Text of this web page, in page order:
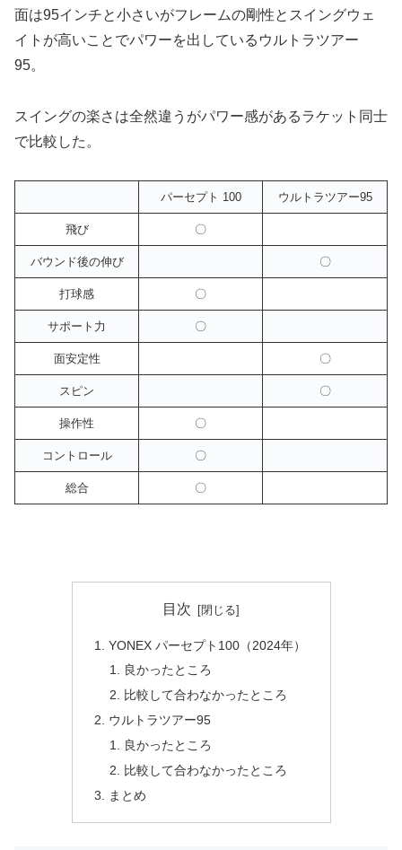
面は95インチと小さいがフレームの剛性とスイングウェ
イトが高いことでパワーを出しているウルトラツアー
95。
スイングの楽さは全然違うがパワー感があるラケット同士
で比較した。
パーセプト 100 ウルトラツアー95
飛び 〇
バウンド後の伸び 〇
打球感 〇
サポート力 〇
面安定性 〇
スピン 〇
操作性 〇
コントロール 〇
総合 〇
目次
YONEX パーセプト100（2024年）
良かったところ
比較して合わなかったところ
ウルトラツアー95
良かったところ
比較して合わなかったところ
まとめ